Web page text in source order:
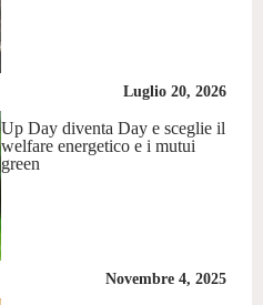
Luglio 20, 2026
Up Day diventa Day e sceglie il
welfare energetico e i mutui
green
Novembre 4, 2025